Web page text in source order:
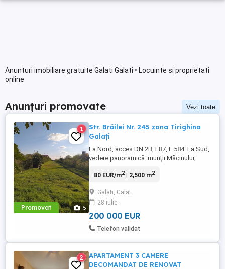
Anunturi imobiliare gratuite Galati Galati • Locuinte si proprietati
online
Anunțuri promovate Vezi toate
Promovat 5
1
Str. Brăilei Nr. 245 zona Tirighina
Galați
La Nord, acces DN 2B, E87, E 584. La Sud,
vedere panoramică: munții Măcinului,
80 EUR/m2| 2,500 m2
Galati, Galati
28 iulie
200 000 EUR
Telefon validat
2
APARTAMENT 3 CAMERE
DECOMANDAT DE RENOVAT